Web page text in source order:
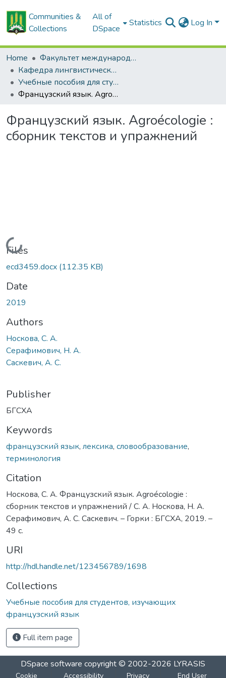
Communities &
Collections
All of
DSpace
Statistics Log In
Home
Факультет международных связей и довузовской подготовки
Кафедра лингвистических дисциплин
Учебные пособия для студентов, изучающих французский язык
Французский язык. Agroécologie : сборник текстов и упражнений
Французский язык. Agroécologie :
сборник текстов и упражнений
Loading...
Files
ecd3459.docx (112.35 KB)
Date
2019
Authors
Носкова, С. А.
Серафимович, Н. А.
Саскевич, А. С.
Publisher
БГСХА
Keywords
французский язык, лексика, словообразование,
терминология
Citation
Носкова, С. А. Французский язык. Agroécologie :
сборник текстов и упражнений / С. А. Носкова, Н. А.
Серафимович, А. С. Саскевич. – Горки : БГСХА, 2019. –
49 с.
URI
http://hdl.handle.net/123456789/1698
Collections
Учебные пособия для студентов, изучающих
французский язык
Full item page
DSpace software copyright © 2002-2026 LYRASIS
Cookie Accessibility Privacy End User